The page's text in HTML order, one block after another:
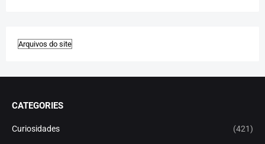
CATEGORIES
Curiosidades (421)